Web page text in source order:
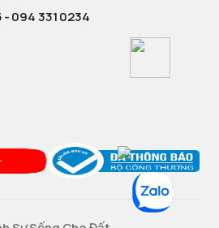
-094 331 0234